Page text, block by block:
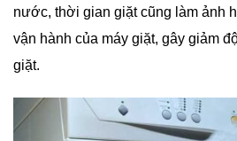
nước, thời gian giặt cũng làm ảnh
vận hành của máy giặt, gây giảm
giặt.